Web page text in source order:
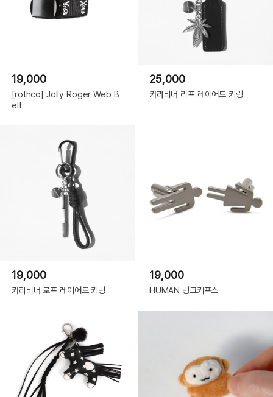
19,000
[rothco] Jolly Roger Web B
elt
25,000
카라비너 리프 레이어드 키링
19,000
카라비너 로프 레이어드 키링
19,000
HUMAN 링크커프스